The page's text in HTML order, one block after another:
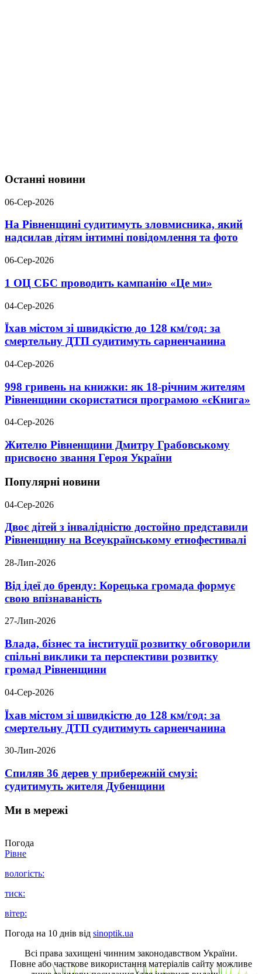
Останні новини
06-Сер-2026
На Рівненщині судитимуть зловмисника, який
надсилав дітям інтимні повідомлення та фото
06-Сер-2026
1 ОЦ СБС проводить кампанію «Це ми»
04-Сер-2026
Їхав містом зі швидкістю до 128 км/год: за
смертельну ДТП судитимуть сарненчанина
04-Сер-2026
998 гривень на книжки: як 18-річним жителям
Рівненщини скористатися програмою «єКнига»
04-Сер-2026
Жителю Рівненщини Дмитру Грабовському
присвоєно звання Героя України
Популярні новини
04-Сер-2026
Двоє дітей з інвалідністю достойно представили
Рівненщину на Всеукраїнському етнофестивалі
28-Лип-2026
Від ідеї до бренду: Корецька громада формує
свою впізнаваність
27-Лип-2026
Влада, бізнес та інституції розвитку обговорили
спільні виклики та перспективи розвитку
громад Рівненщини
04-Сер-2026
Їхав містом зі швидкістю до 128 км/год: за
смертельну ДТП судитимуть сарненчанина
30-Лип-2026
Спиляв 36 дерев у прибережній смузі:
судитимуть жителя Дубенщини
Ми в мережі
Погода
Рівне
вологість:
тиск:
вітер:
Погода на 10 днів від sinoptik.ua
Всі права захищені чинним законодавством України.
Повне або часткове використання матеріалів сайту можливе